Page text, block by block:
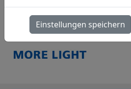
Einstellungen speichern